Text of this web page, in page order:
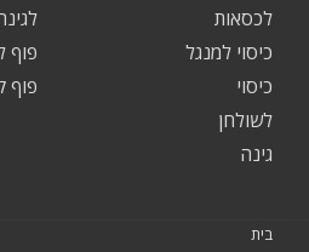
פוף
פוף
לכסאות
כיסוי למנגל
כיסוי
לשולחן
גינה
בית